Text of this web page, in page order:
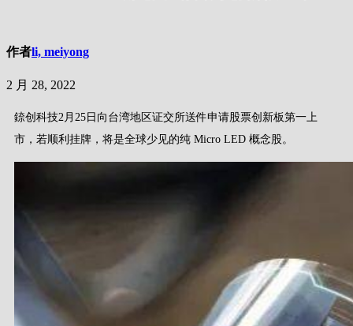
作者li, meiyong
2 月 28, 2022
錼创科技2月25日向台湾地区证交所送件申请股票创新板第一上
市，若顺利挂牌，将是全球少见的纯 Micro LED 概念股。